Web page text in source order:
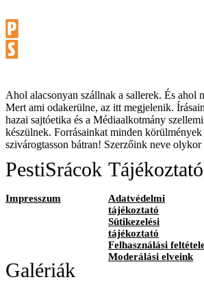
Ahol alacsonyan szállnak a sallerek. És ahol
Mert ami odakerülne, az itt megjelenik.
hazai sajtóetika és a Médiaalkotmány
készülnek. Forrásainkat minden
szivárogtasson bátran! Szerzőink neve
PestiSrácok
Impresszum
Adatvédelmi
tájékoztató
Sütikezelési
tájékoztató
Felhasználási
Moderálási elveink
Galériák